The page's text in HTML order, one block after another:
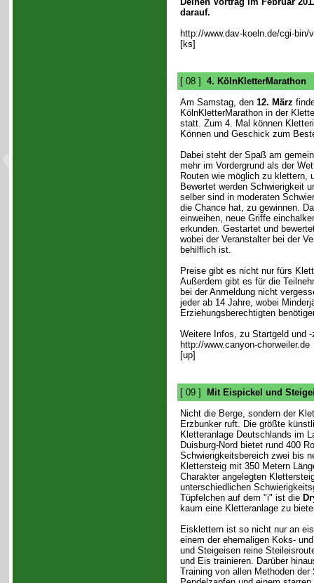
darauf.
http://www.dav-koeln.de/cgi-bin/
[ks]
[ 08 ] 4. KölnKletterMarathon
Am Samstag, den 12. März
KölnKletterMarathon in der
statt. Zum 4. Mal können
Können und Geschick zum
Dabei steht der Spaß am
mehr im Vordergrund als der
Routen wie möglich zu klettern,
Bewertet werden Schwierigkeit
selber sind in moderaten
die Chance hat, zu gewinnen.
einweihen, neue Griffe
erkunden. Gestartet und
wobei der Veranstalter bei der
behilflich ist.
Preise gibt es nicht nur fürs
Außerdem gibt es für die
bei der Anmeldung nicht
jeder ab 14 Jahre, wobei
Erziehungsberechtigten
Weitere Infos, zu Startgeld und
http://www.canyon-chorweiler.de
[up]
[ 09 ]
Mit Eispickel und
Nicht die Berge, sondern der
Erzbunker ruft. Die größte
Kletteranlage Deutschlands im
Duisburg-Nord bietet rund 400
Schwierigkeitsbereich zwei bis
Klettersteig mit 350 Metern
Charakter angelegten
unterschiedlichen
Tüpfelchen auf dem "i" ist die
kaum eine Kletteranlage zu
Eisklettern ist so nicht nur an
einem der ehemaligen Koks-
und Steigeisen reine
und Eis trainieren. Darüber
Training von allen Methoden